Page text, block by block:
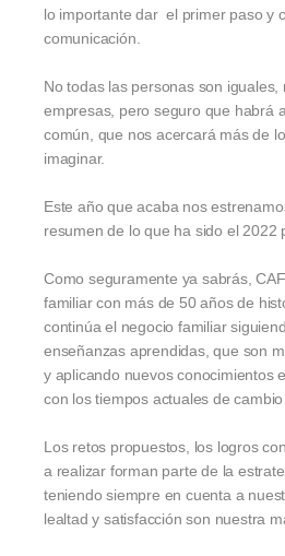
lo importante dar el primer paso y
comunicación.
No todas las personas son
empresas, pero seguro que habrá
común, que nos acercará más de
imaginar.
Este año que acaba nos
resumen de lo que ha sido el 2022
Como seguramente ya sabrás,
familiar con más de 50 años de
continúa el negocio familiar
enseñanzas aprendidas, que son
y aplicando nuevos conocimientos
con los tiempos actuales de cambio
Los retos propuestos, los logros
a realizar forman parte de la
teniendo siempre en cuenta a
lealtad y satisfacción son nuestra